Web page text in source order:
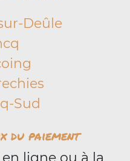
Deûle
Sud
du paiement
ligne ou à la